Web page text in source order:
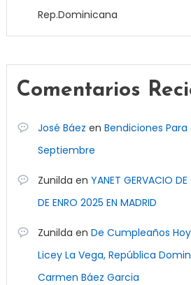
Rep.Dominicana
Comentarios
José Báez en Bendiciones
Septiembre
Zunilda en YANET GERVACIO
DE ENRO 2025 EN MADRID
Zunilda en De Cumpleaños
Licey La Vega, República
Carmen Báez Garcia